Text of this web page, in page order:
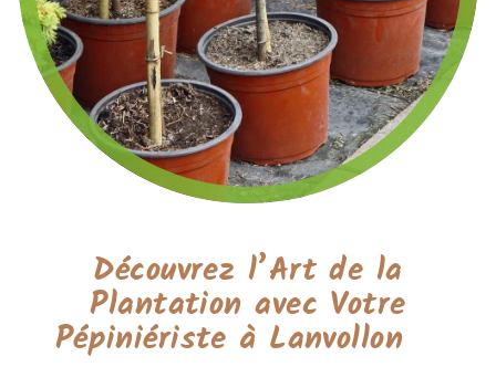
Découvrez l’Art de la
Plantation avec Votre
Pépiniériste à Lanvollon